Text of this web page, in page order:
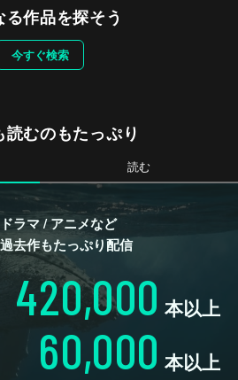
る作品を探そう
今すぐ検索
読むのもたっぷり
読む
ラマ / アニメなど
去作もたっぷり配信
420,000 本以上
60,000 本以上